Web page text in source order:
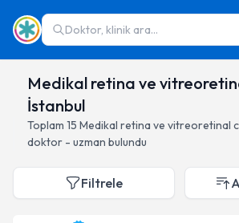
Doktor, klinik ara...
Medikal retina ve
İstanbul
Toplam 15 Medikal retina ve vitreoretinal
doktor - uzman bulundu
Filtrele